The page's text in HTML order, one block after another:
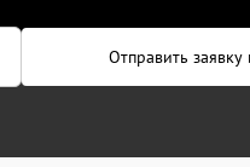
Отправить